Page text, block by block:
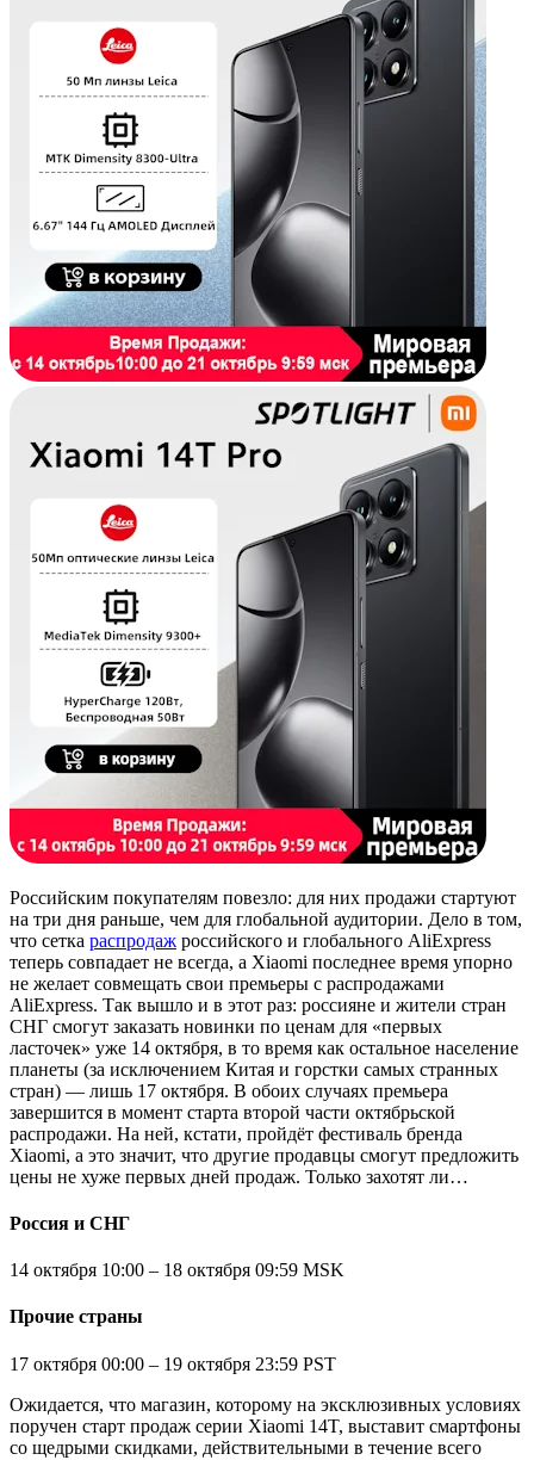
Российским покупателям повезло: для них продажи стартуют
на три дня раньше, чем для глобальной аудитории. Дело в том,
что сетка распродаж российского и глобального AliExpress
теперь совпадает не всегда, а Xiaomi последнее время упорно
не желает совмещать свои премьеры с распродажами
AliExpress. Так вышло и в этот раз: россияне и жители стран
СНГ смогут заказать новинки по ценам для «первых
ласточек» уже 14 октября, в то время как остальное население
планеты (за исключением Китая и горстки самых странных
стран) — лишь 17 октября. В обоих случаях премьера
завершится в момент старта второй части октябрьской
распродажи. На ней, кстати, пройдёт фестиваль бренда
Xiaomi, а это значит, что другие продавцы смогут предложить
цены не хуже первых дней продаж. Только захотят ли…
Россия и СНГ
14 октября 10:00 – 18 октября 09:59 MSK
Прочие страны
17 октября 00:00 – 19 октября 23:59 PST
Ожидается, что магазин, которому на эксклюзивных условиях
поручен старт продаж серии Xiaomi 14T, выставит смартфоны
со щедрыми скидками, действительными в течение всего